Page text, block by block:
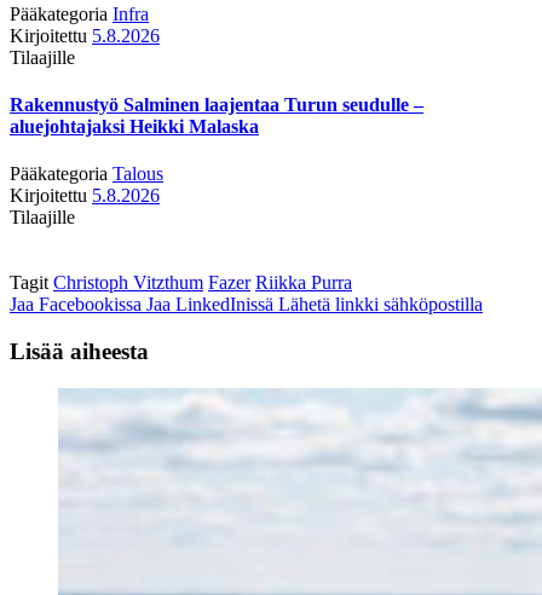
Pääkategoria Infra
Kirjoitettu 5.8.2026
Tilaajille
Rakennustyö Salminen laajentaa Turun seudulle –
aluejohtajaksi Heikki Malaska
Pääkategoria Talous
Kirjoitettu 5.8.2026
Tilaajille
Tagit Christoph Vitzthum Fazer Riikka Purra
Jaa Facebookissa Jaa LinkedInissä Lähetä linkki sähköpostilla
Lisää aiheesta